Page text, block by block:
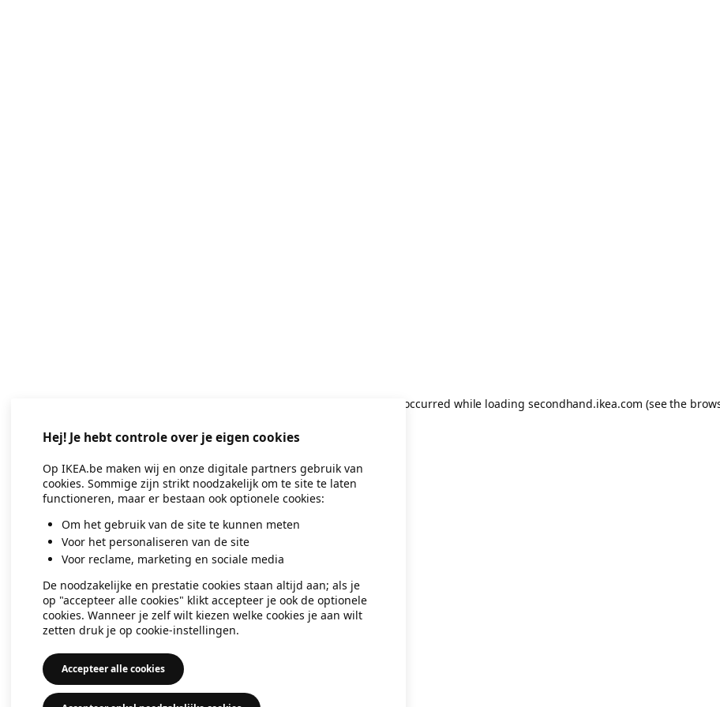
Application error: a client-side exception has occurred while loading secondhand.ikea.com (see the
Hej! Je hebt controle over je eigen cookies
Op IKEA.be maken wij en onze digitale partners gebruik van
cookies. Sommige zijn strikt noodzakelijk om te site te laten
functioneren, maar er bestaan ook optionele cookies:
Om het gebruik van de site te kunnen meten
Voor het personaliseren van de site
Voor reclame, marketing en sociale media
De noodzakelijke en prestatie cookies staan altijd aan; als je
op "accepteer alle cookies" klikt accepteer je ook de optionele
cookies. Wanneer je zelf wilt kiezen welke cookies je aan wilt
zetten druk je op cookie-instellingen.
Accepteer alle cookies